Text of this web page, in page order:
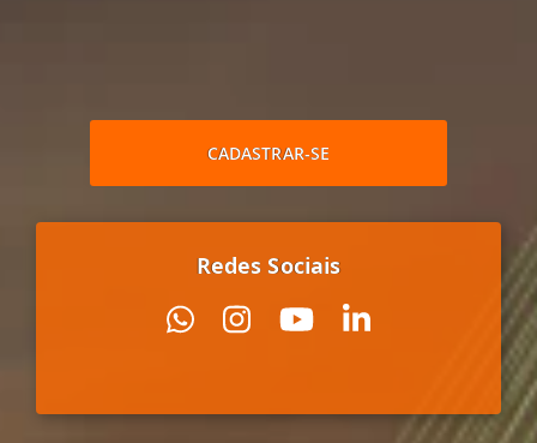
CADASTRAR-SE
Redes Sociais